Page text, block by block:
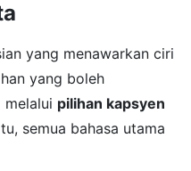
yang menawarkan ciri
yang boleh
pilihan kapsyen
semua bahasa utama